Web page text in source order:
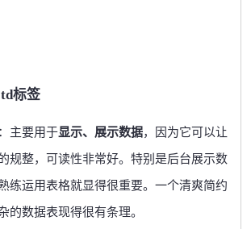
标签
主要用于显示、展示数据，因为它可以让
规整，可读性非常好。特别是后台展示数
练运用表格就显得很重要。一个清爽简约
的数据表现得很有条理。